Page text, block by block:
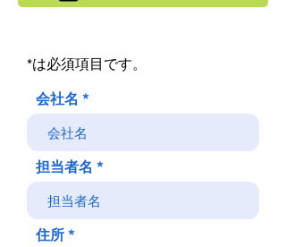
*は必須項目です。
会社名
担当者名
住所